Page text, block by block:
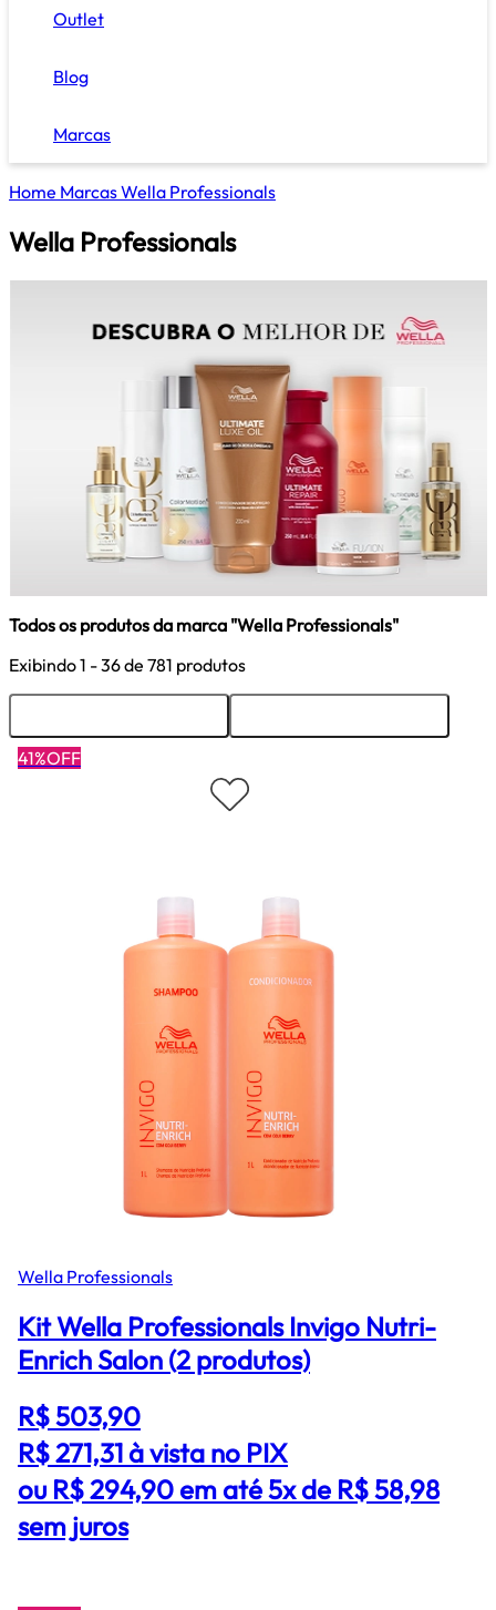
Outlet
Blog
Marcas
Home MarcasWella Professionals
Wella Professionals
Todos os produtos da marca "Wella Professionals"
Exibindo1 - 36de 781 produtos
41%OFF
Wella Professionals
Kit Wella Professionals Invigo Nutri-
Enrich Salon (2 produtos)
R$ 503,90
R$ 271,31à vista no PIX
ou R$ 294,90 em até 5x de R$ 58,98
sem juros